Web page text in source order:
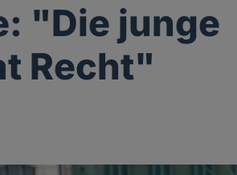
"Die junge
Recht"